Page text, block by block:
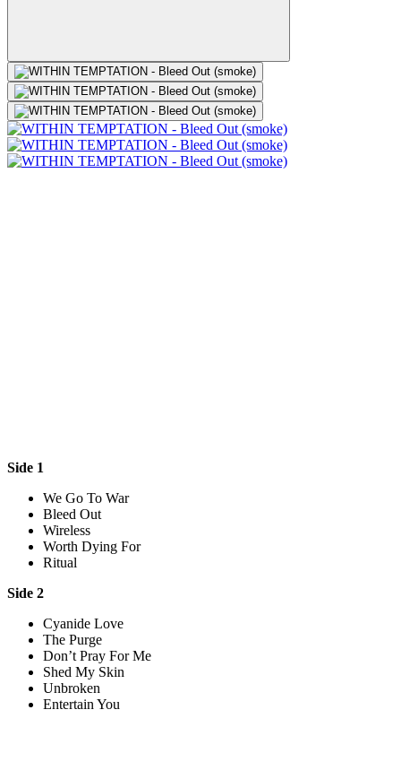
Side 1
We Go To War
Bleed Out
Wireless
Worth Dying For
Ritual
Side 2
Cyanide Love
The Purge
Don’t Pray For Me
Shed My Skin
Unbroken
Entertain You